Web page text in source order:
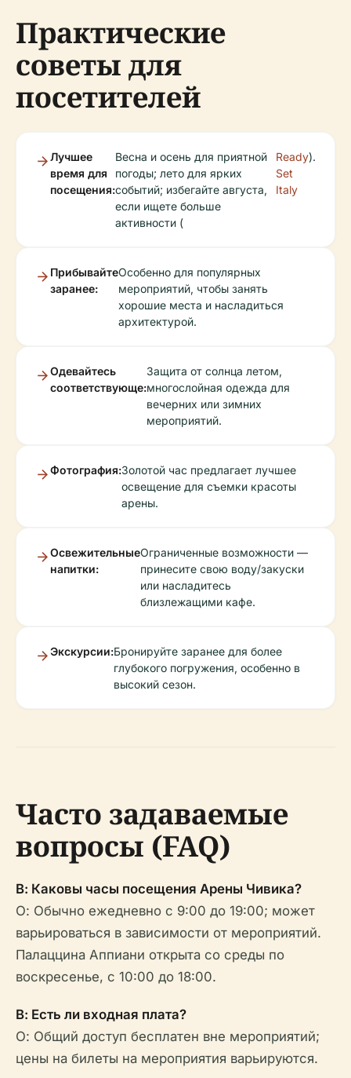
Практические
советы для
посетителей
Лучшее
время для
посещения:
Весна и осень для приятной
погоды; лето для ярких
событий; избегайте августа,
если ищете больше
активности (
Ready
Set
Italy
).
Прибывайте
заранее:
Особенно для популярных
мероприятий, чтобы занять
хорошие места и насладиться
архитектурой.
Одевайтесь
соответствующе:
Защита от солнца летом,
многослойная одежда для
вечерних или зимних
мероприятий.
Фотография:Золотой час предлагает лучшее
освещение для съемки красоты
арены.
Освежительные
напитки:
Ограниченные возможности —
принесите свою воду/закуски
или насладитесь
близлежащими кафе.
Экскурсии:Бронируйте заранее для более
глубокого погружения, особенно в
высокий сезон.
Часто задаваемые
вопросы (FAQ)
В: Каковы часы посещения Арены Чивика?
О: Обычно ежедневно с 9:00 до 19:00; может
варьироваться в зависимости от мероприятий.
Палаццина Аппиани открыта со среды по
воскресенье, с 10:00 до 18:00.
В: Есть ли входная плата?
О: Общий доступ бесплатен вне мероприятий;
цены на билеты на мероприятия варьируются.